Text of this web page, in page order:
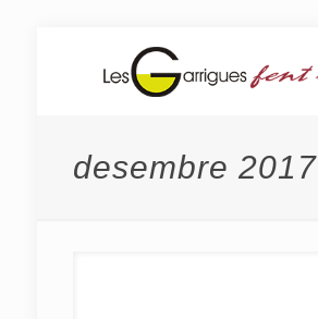
desembre 2017